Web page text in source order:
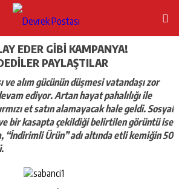
EDER GIBI KAMPANYA!
PAYLAŞTILAR
alım gücünün düşmesi vatandaşı zor
ediyor. Artan hayat pahalılığı ile
et satın alamayacak hale geldi. Sosyal
bir kasapta çekildiği belirtilen görüntü ise
“İndirimli Ürün” adı altında etli kemiğin 50